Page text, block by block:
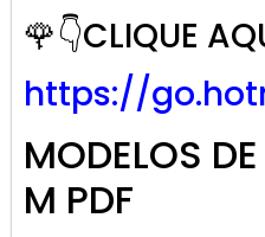
🌹👇CLIQUE
https://
MODELOS
M PDF